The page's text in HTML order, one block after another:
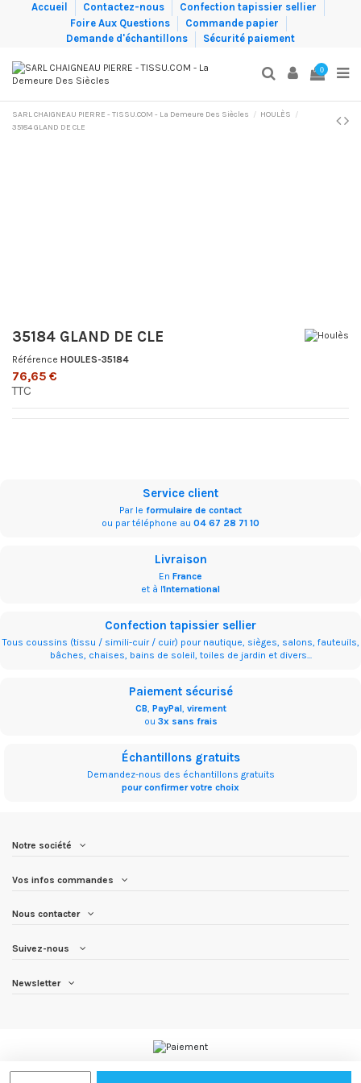
Accueil Contactez-nous
Confection tapissier sellier
Foire Aux Questions
Commande papier
Demande d'échantillons
Sécurité paiement
0
SARL CHAIGNEAU PIERRE - TISSU.COM - La Demeure Des Siècles
HOULÈS
35184 GLAND DE CLE
35184 GLAND DE CLE
Référence HOULES-35184
76,65 €
TTC
Service client
Par le formulaire de contact
ou par téléphone au 04 67 28 71 10
Livraison
En France
et à l'International
Confection tapissier sellier
Tous coussins (tissu / simili-cuir / cuir) pour nautique, sièges, salons, fauteuils,
bâches, chaises, bains de soleil, toiles de jardin et divers...
Paiement sécurisé
CB, PayPal, virement
ou 3x sans frais
Échantillons gratuits
Demandez-nous des échantillons gratuits
pour confirmer votre choix
Notre société
Vos infos commandes
Nous contacter
Suivez-nous
Newsletter
TISSU.COM-123MEUBLE.COM-123MEUBLE.NET-123MEUBLES.COM-